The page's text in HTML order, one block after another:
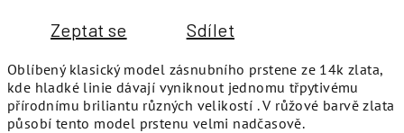
Oblíbený klasický model zásnubního prstene ze 14k zlata,
kde hladké linie dávají vyniknout jednomu třpytivému
přírodnímu briliantu různých velikostí . V růžové barvě zlata
působí tento model prstenu velmi nadčasově.
Zeptat se Sdílet